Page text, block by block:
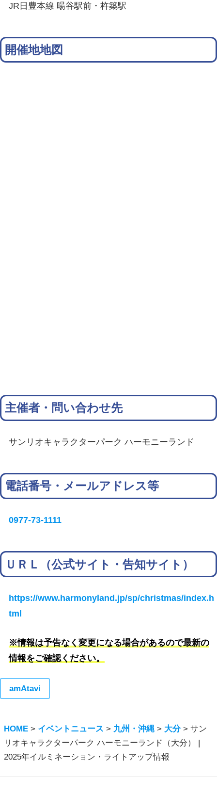
JR日豊本線 暘谷駅前・杵築駅
開催地地図
主催者・問い合わせ先
サンリオキャラクターパーク ハーモニーランド
電話番号・メールアドレス等
0977-73-1111
ＵＲＬ（公式サイト・告知サイト）
https://www.harmonyland.jp/sp/christmas/index.h
tml
※情報は予告なく変更になる場合があるので最新の
情報をご確認ください。
amAtavi
HOME > イベントニュース > 九州・沖縄 > 大分 >サン
リオキャラクターパーク ハーモニーランド（大分） |
2025年イルミネーション・ライトアップ情報